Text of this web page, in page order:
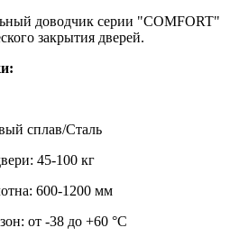
доводчик серии "COMFORT"
закрытия дверей.
сплав/Сталь
45-100 кг
600-1200 мм
от -38 до +60 °C